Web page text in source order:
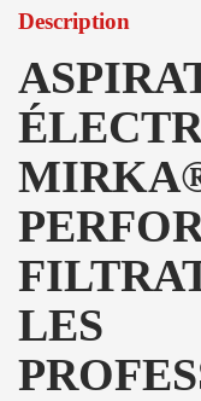
Description
LES